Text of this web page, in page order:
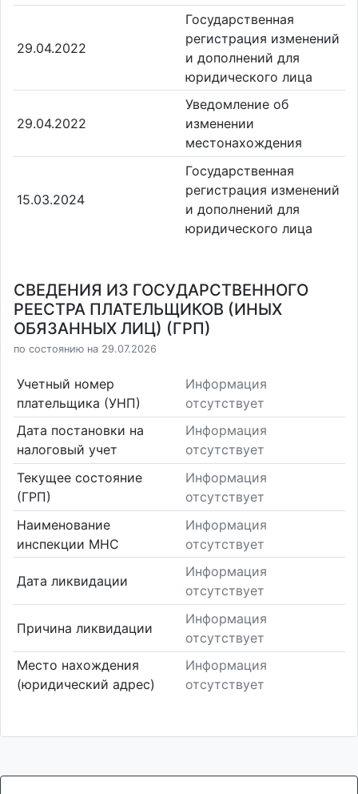
29.04.2022
Государственная
регистрация изменений
и дополнений для
юридического лица
29.04.2022
Уведомление об
изменении
местонахождения
15.03.2024
Государственная
регистрация изменений
и дополнений для
юридического лица
СВЕДЕНИЯ ИЗ ГОСУДАРСТВЕННОГО
РЕЕСТРА ПЛАТЕЛЬЩИКОВ (ИНЫХ
ОБЯЗАННЫХ ЛИЦ) (ГРП)
по состоянию на 29.07.2026
Учетный номер
плательщика (УНП)
Информация
отсутствует
Дата постановки на
налоговый учет
Информация
отсутствует
Текущее состояние
(ГРП)
Информация
отсутствует
Наименование
инспекции МНС
Информация
отсутствует
Дата ликвидации
Информация
отсутствует
Причина ликвидации
Информация
отсутствует
Место нахождения
(юридический адрес)
Информация
отсутствует